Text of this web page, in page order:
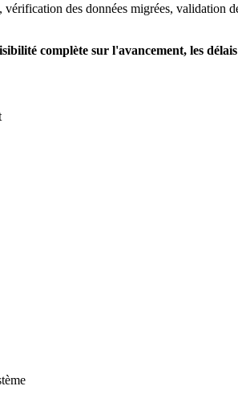
des données migrées, validation
complète sur l'avancement, les